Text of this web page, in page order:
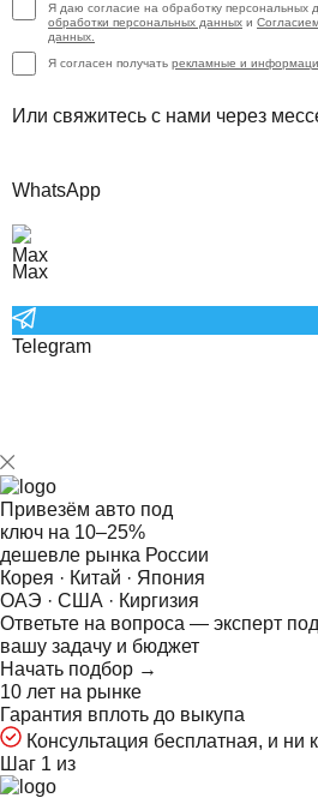
Я даю согласие на обработку персональных
обработки персональных данных и
данных.
Я согласен получать рекламные и
Или свяжитесь с нами через
WhatsApp
Max
Telegram
Привезём авто под
ключ на 10–25%
дешевле рынка России
Корея · Китай · Япония
ОАЭ · США · Киргизия
Ответьте на вопроса — эксперт
вашу задачу и бюджет
Начать подбор →
10 лет на рынке
Гарантия вплоть до выкупа
Консультация бесплатная, и ни
Шаг 1 из